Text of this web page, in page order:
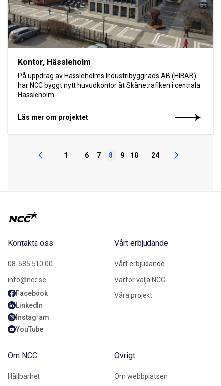
Kontor, Hässleholm
På uppdrag av Hässleholms Industribyggnads AB (HIBAB)
har NCC byggt nytt huvudkontor åt Skånetrafiken i centrala
Hässleholm.
Läs mer om projektet
1 ... 6 7 8 9 10 ... 24
Kontakta oss
08-585 510 00
info@ncc.se
Facebook
LinkedIn
Instagram
YouTube
Vårt erbjudande
Vårt erbjudande
Varför välja NCC
Våra projekt
Om NCC
Hållbarhet
Övrigt
Om webbplatsen